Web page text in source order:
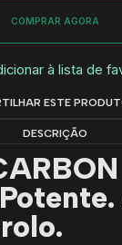
COMPRAR AGORA
à lista de
ESTE
DESCRIÇÃO